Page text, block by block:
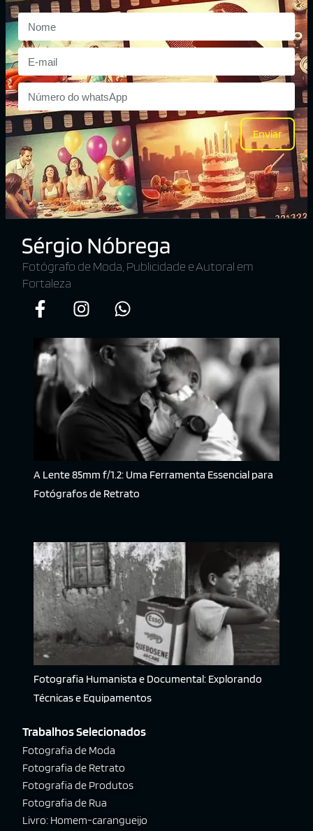
Enviar
Fotógrafo de Moda, Publicidade e Autoral em
Fortaleza
A Lente 85mm f/1.2: Uma Ferramenta Essencial para
Fotógrafos de Retrato
Fotografia Humanista e Documental: Explorando
Técnicas e Equipamentos
Trabalhos Selecionados
Fotografia de Moda
Fotografia de Retrato
Fotografia de Produtos
Fotografia de Rua
Livro: Homem-carangueijo